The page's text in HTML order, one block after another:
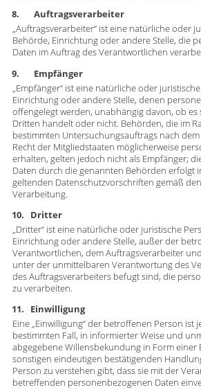
8. Auftragsverarbeiter
„Auftragsverarbeiter“ ist eine natürliche oder
Behörde, Einrichtung oder andere Stelle, die
Daten im Auftrag des Verantwortlichen
9. Empfänger
„Empfänger“ ist eine natürliche oder
Einrichtung oder andere Stelle, denen
offengelegt werden, unabhängig davon, ob es
Dritten handelt oder nicht. Behörden, die im
bestimmten Untersuchungsauftrags nach
Recht der Mitgliedstaaten möglicherweise
erhalten, gelten jedoch nicht als Empfänger;
Daten durch die genannten Behörden erfolgt
geltenden Datenschutzvorschriften gemäß
Verarbeitung.
10. Dritter
„Dritter“ ist eine natürliche oder juristische
Einrichtung oder andere Stelle, außer der
Verantwortlichen, dem Auftragsverarbeiter
unter der unmittelbaren Verantwortung des
des Auftragsverarbeiters befugt sind, die
zu verarbeiten.
11. Einwilligung
Eine „Einwilligung“ der betroffenen Person ist
bestimmten Fall, in informierter Weise und
abgegebene Willensbekundung in Form einer
sonstigen eindeutigen bestätigenden
Person zu verstehen gibt, dass sie mit der
betreffenden personenbezogenen Daten